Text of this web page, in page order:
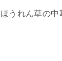
うれん草の中